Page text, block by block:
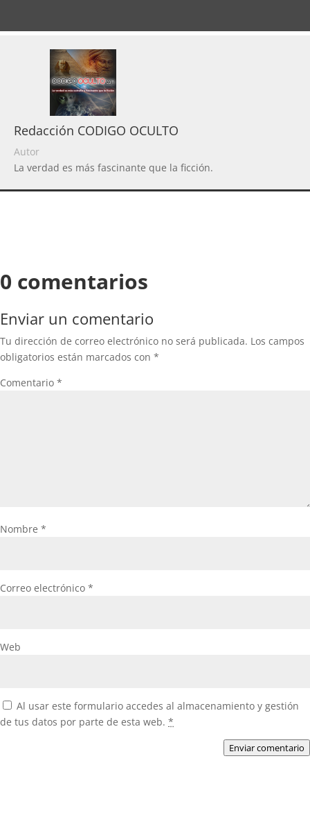
Redacción CODIGO OCULTO
Autor
La verdad es más fascinante que la ficción.
0 comentarios
Enviar un comentario
Tu dirección de correo electrónico no será publicada. Los campos
obligatorios están marcados con *
Comentario *
Nombre *
Correo electrónico *
Web
Al usar este formulario accedes al almacenamiento y gestión
de tus datos por parte de esta web. *
Enviar comentario